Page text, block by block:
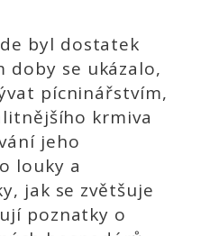
byl dostatek
doby se ukázalo,
pícninářstvím,
krmiva
jeho
louky a
jak se zvětšuje
poznatky o